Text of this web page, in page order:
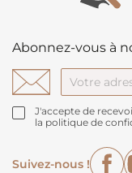
Abonnez-vous à
J'accepte de
la politique de
Suivez-nous !